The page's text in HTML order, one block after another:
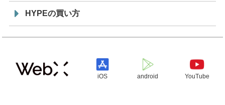
HYPEの買い方
iOS android YouTube